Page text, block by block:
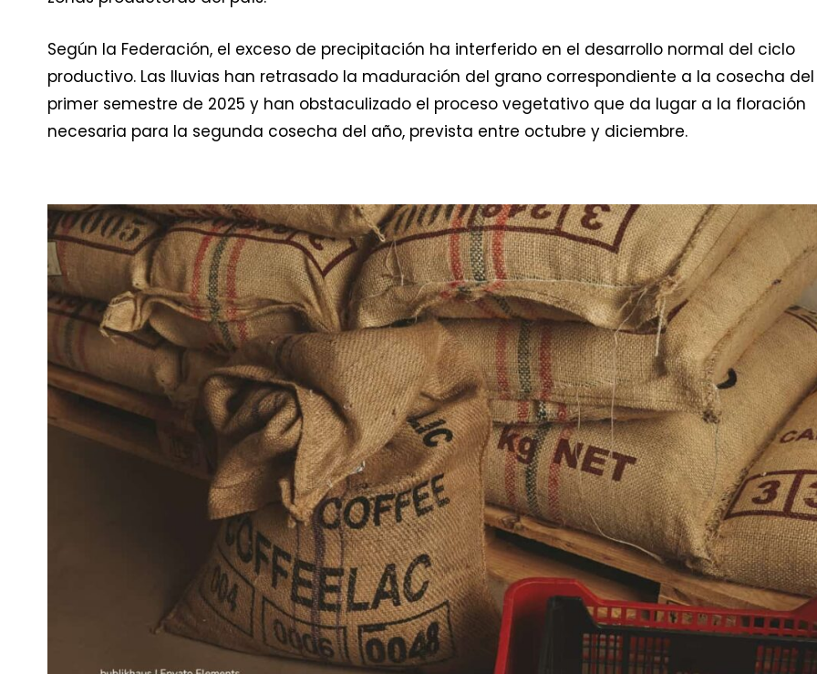
Según la Federación, el exceso de precipitación ha interferido en el desarrollo normal del ciclo
productivo. Las lluvias han retrasado la maduración del grano correspondiente a la cosecha del
primer semestre de 2025 y han obstaculizado el proceso vegetativo que da lugar a la floración
necesaria para la segunda cosecha del año, prevista entre octubre y diciembre.